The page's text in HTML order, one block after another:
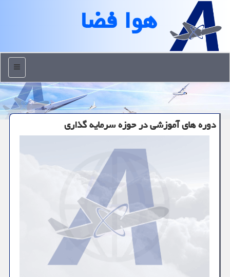
هوا فضا
منو
دوره های آموزشی در حوزه سرمایه گذاری